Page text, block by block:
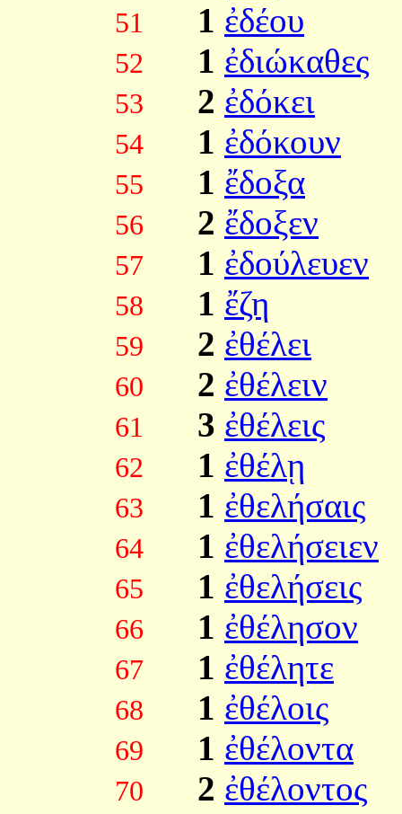
51 1 ἐδέου
52 1 ἐδιώκαθες
53 2 ἐδόκει
54 1 ἐδόκουν
55 1 ἔδοξα
56 2 ἔδοξεν
57 1 ἐδούλευεν
58 1 ἔζη
59 2 ἐθέλει
60 2 ἐθέλειν
61 3 ἐθέλεις
62 1 ἐθέλῃ
63 1 ἐθελήσαις
64 1 ἐθελήσειεν
65 1 ἐθελήσεις
66 1 ἐθέλησον
67 1 ἐθέλητε
68 1 ἐθέλοις
69 1 ἐθέλοντα
70 2 ἐθέλοντος